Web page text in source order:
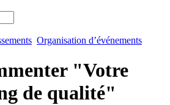
Organisation d’événements
"Votre
de qualité"